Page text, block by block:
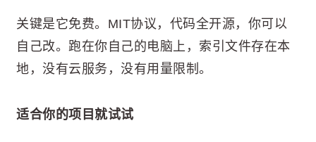
关键是它免费。MIT协议，代码全开源，你可以
自己改。跑在你自己的电脑上，索引文件存在本
地，没有云服务，没有用量限制。
适合你的项目就试试